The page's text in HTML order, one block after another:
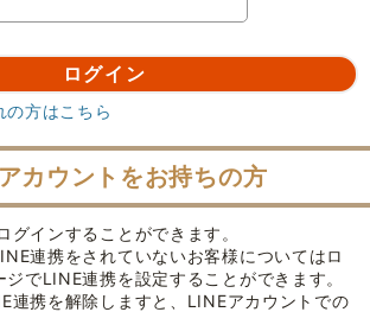
の方はこちら
カウントをお持ちの方
グインすることができます。
連携をされていないお客様についてはロ
でLINE連携を設定することができます。
連携を解除しますと、LINEアカウントでの